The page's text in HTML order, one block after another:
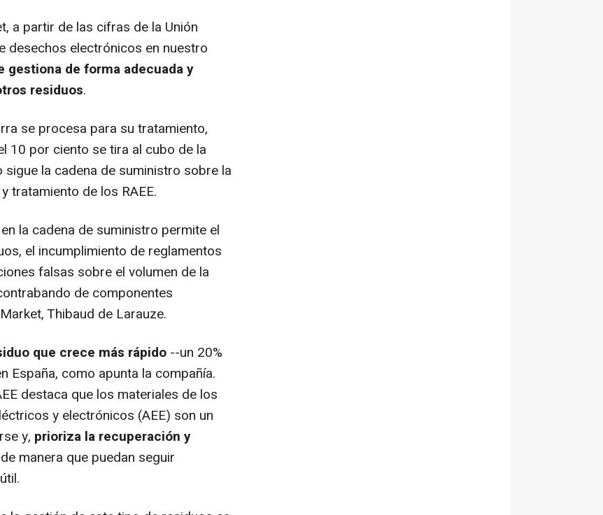
a partir de las cifras de la Unión
desechos electrónicos en nuestro
gestiona de forma adecuada y
residuos.
se procesa para su tratamiento,
10 por ciento se tira al cubo de la
la cadena de suministro sobre la
tratamiento de los RAEE.
la cadena de suministro permite el
el incumplimiento de reglamentos
falsas sobre el volumen de la
de componentes
Thibaud de Larauze.
que crece más rápido --un 20%
España, como apunta la compañía.
destaca que los materiales de los
y electrónicos (AEE) son un
y, prioriza la recuperación y
de manera que puedan seguir